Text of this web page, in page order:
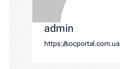
admin
https://socportal.com.ua